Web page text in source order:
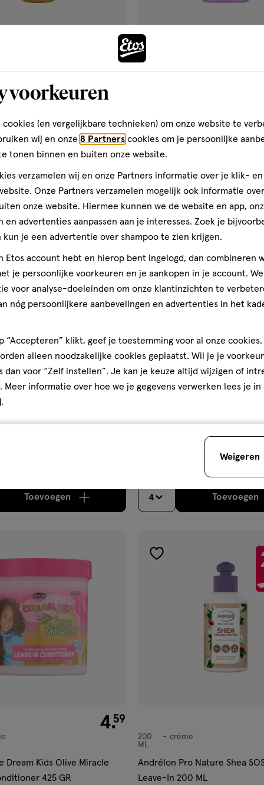
99
Blends Avocado Olie &
Leave-In Crème 200 ML
Toevoegenverhoog aantal met één ,Bijna uitverkocht!Er
200 ML
4 Toevoegen
Toevoegenverhoog aantal met één, Bijna uitverkocht!Er
aan
verlanglijst
200 ML
Andrélon Levendig Lang Leave
4 Toevoegen
€ 4.59
4.59
Dream Kids Olive Miracle
425 GR
toevoegen
crème
200
ML
crème
Andrélon Pro Nature Shea
Leave-In 200 ML
Gratisbezorging vanaf €35 Gratis retour binnen 30
voorkeuren
cookies (en vergelijkbare technieken) om onze website te
wij en onze 8 Partners cookies om je persoonlijke
tonen binnen en buiten onze website.
verzamelen wij en onze Partners informatie over je klik-
Onze Partners verzamelen mogelijk ook informatie
onze website. Hiermee kunnen we de website en app,
en advertenties aanpassen aan je interesses. Zoek je
kun je een advertentie over shampoo te zien krijgen.
Etos account hebt en hierop bent ingelogd, dan combineren
je persoonlijke voorkeuren en je aankopen in je account.
voor analyse-doeleinden om onze klantinzichten te
nóg persoonlijkere aanbevelingen en advertenties in het
“Accepteren” klikt, geef je toestemming voor al onze cookies.
alleen noodzakelijke cookies geplaatst. Wil je je
dan voor “Zelf instellen”. Je kan je keuze altijd wijzigen of
. Meer informatie over hoe we je gegevens verwerken lees je in
.
Weigeren